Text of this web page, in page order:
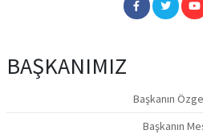
BAŞKANIMIZ
Başkanın
Başkanın